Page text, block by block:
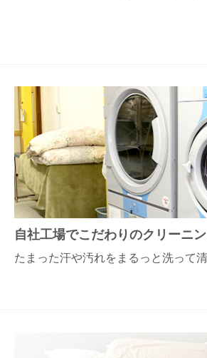
自社工場でこだわりのクリーニ
たまった汗や汚れをまるっと洗って清